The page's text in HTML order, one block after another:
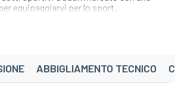
per equipaggiarvi per lo sport.
pantaloncini sportivi, t-shirt a
studiati per la corsa, il trail, il
la pallavolo, il ciclismo,
ABBIGLIAMENTO TECNICO